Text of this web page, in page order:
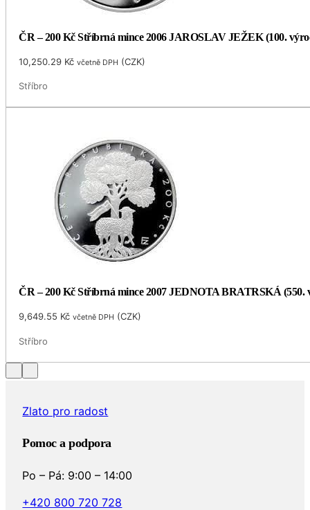
ČR – 200 Kč Stříbrná mince 2006 JAROSLAV JEŽEK (100.
10,250.29 Kč včetně DPH (CZK)
Stříbro
ČR – 200 Kč Stříbrná mince 2007 JEDNOTA BRATRSKÁ (550.
9,649.55 Kč včetně DPH (CZK)
Stříbro
Zlato pro radost
Pomoc a podpora
Po – Pá: 9:00 – 14:00
+420 800 720 728